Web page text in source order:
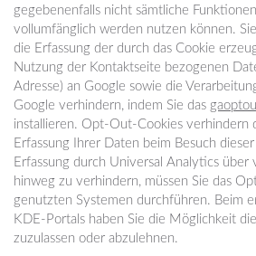
gegebenenfalls nicht sämtliche
vollumfänglich werden nutzen können.
die Erfassung der durch das Cookie
Nutzung der Kontaktseite bezogenen
Adresse) an Google sowie die
Google verhindern, indem Sie das
installieren. Opt-Out-Cookies verhindern
Erfassung Ihrer Daten beim Besuch
Erfassung durch Universal Analytics über
hinweg zu verhindern, müssen Sie das
genutzten Systemen durchführen. Beim
KDE-Portals haben Sie die Möglichkeit
zuzulassen oder abzulehnen.